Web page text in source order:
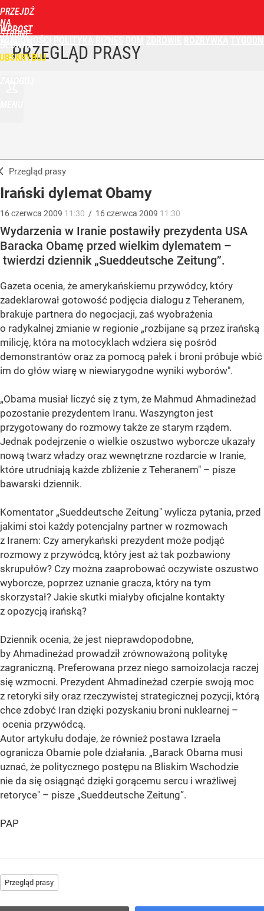
PRZEJDŹ
NA
STRONĘ
GŁÓWNĄ
WPROST
PRZEGLĄD PRASY
Przegląd prasy
Irański dylemat Obamy
16czerwca 2009 11:30 / 16czerwca 2009 11:30
Wydarzenia w Iranie postawiły prezydenta USA
Baracka Obamę przed wielkim dylematem –
twierdzi dziennik „Sueddeutsche Zeitung”.
Gazeta ocenia, że amerykańskiemu przywódcy, który
zadeklarował gotowość podjęcia dialogu z Teheranem,
brakuje partnera do negocjacji, zaś wyobrażenia
o radykalnej zmianie w regionie „rozbijane są przez irańską
milicję, która na motocyklach wdziera się pośród
demonstrantów oraz za pomocą pałek i broni próbuje wbić
im do głów wiarę w niewiarygodne wyniki wyborów".
„Obama musiał liczyć się z tym, że Mahmud Ahmadineżad
pozostanie prezydentem Iranu. Waszyngton jest
przygotowany do rozmowy także ze starym rządem.
Jednak podejrzenie o wielkie oszustwo wyborcze ukazały
nową twarz władzy oraz wewnętrzne rozdarcie w Iranie,
które utrudniają każde zbliżenie z Teheranem" – pisze
bawarski dziennik.
Komentator „Sueddeutsche Zeitung" wylicza pytania, przed
jakimi stoi każdy potencjalny partner w rozmowach
z Iranem: Czy amerykański prezydent może podjąć
rozmowy z przywódcą, który jest aż tak pozbawiony
skrupułów? Czy można zaaprobować oczywiste oszustwo
wyborcze, poprzez uznanie gracza, który na tym
skorzystał? Jakie skutki miałyby oficjalne kontakty
z opozycją irańską?
Dziennik ocenia, że jest nieprawdopodobne,
by Ahmadineżad prowadził zrównoważoną politykę
zagraniczną. Preferowana przez niego samoizolacja raczej
się wzmocni. Prezydent Ahmadineżad czerpie swoją moc
z retoryki siły oraz rzeczywistej strategicznej pozycji, którą
chce zdobyć Iran dzięki pozyskaniu broni nuklearnej –
ocenia przywódcą.
Autor artykułu dodaje, że również postawa Izraela
ogranicza Obamie pole działania. „Barack Obama musi
uznać, że politycznego postępu na Bliskim Wschodzie
nie da się osiągnąć dzięki gorącemu sercu i wrażliwej
retoryce" – pisze „Sueddeutsche Zeitung”.
PAP
Przegląd prasy